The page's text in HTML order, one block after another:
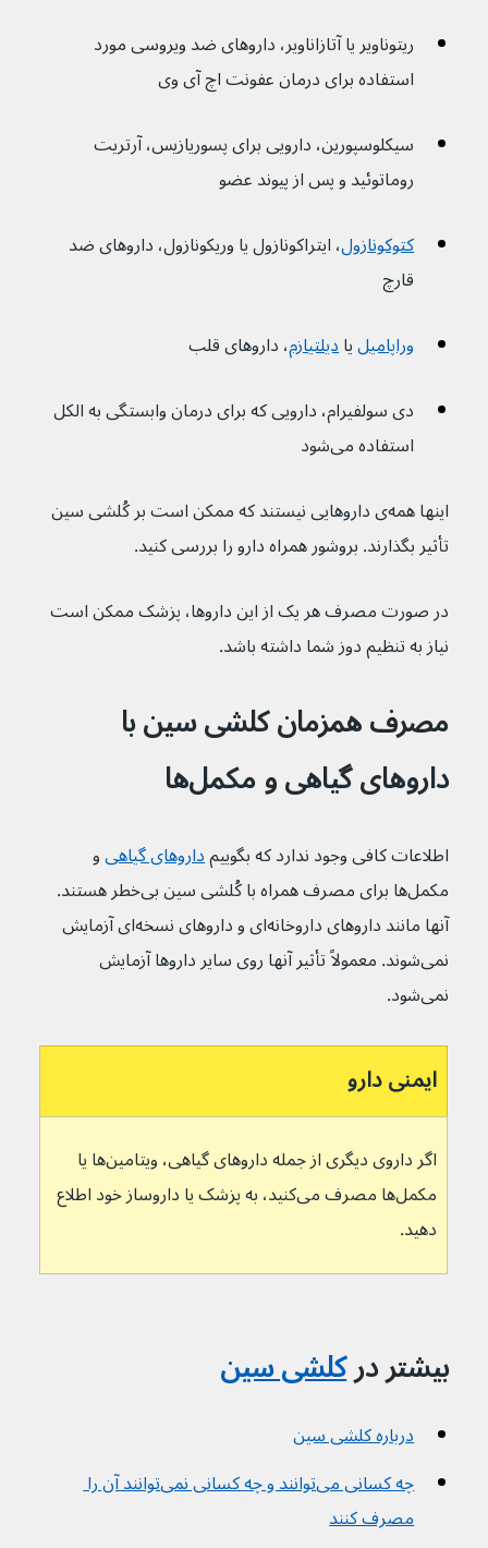
ریتوناویر یا آتازاناویر، داروهای ضد ویروسی مورد
استفاده برای درمان عفونت اچ آی وی
سیکلوسپورین، دارویی برای پسوریازیس، آرتریت
روماتوئید و پس از پیوند عضو
کتوکونازول، ایتراکونازول یا وریکونازول، داروهای ضد
قارچ
وراپامیل یا دیلتیازم، داروهای قلب
دی سولفیرام، دارویی که برای درمان وابستگی به الکل
استفاده می‌شود
اینها همه‌ی داروهایی نیستند که ممکن است بر کُلشی سین
تأثیر بگذارند. بروشور همراه دارو را بررسی کنید.
در صورت مصرف هر یک از این داروها، پزشک ممکن است
نیاز به تنظیم دوز شما داشته باشد.
مصرف همزمان کلشی سین با
داروهای گیاهی و مکمل‌ها
اطلاعات کافی وجود ندارد که بگوییم داروهای گیاهی و
مکمل‌ها برای مصرف همراه با کُلشی سین بی‌خطر هستند.
آنها مانند داروهای داروخانه‌‌ای و داروهای نسخه‌ای آزمایش
نمی‌شوند. معمولاً تأثیر آنها روی سایر داروها آزمایش
نمی‌شود.
ایمنی دارو
اگر داروی دیگری از جمله داروهای گیاهی، ویتامین‌ها یا
مکمل‌ها مصرف می‌کنید، به پزشک یا داروساز خود اطلاع
دهید.
بیشتر درکلشی سین
درباره کلشی سین
چه کسانی می‌توانند و چه کسانی نمی‌توانند آن را
مصرف کنند